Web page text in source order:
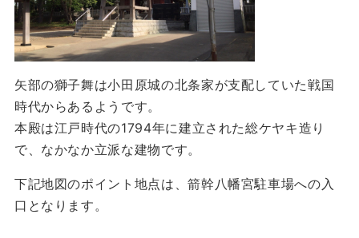
矢部の獅子舞は小田原城の北条家が支配していた戦国
時代からあるようです。
本殿は江戸時代の1794年に建立された総ケヤキ造り
で、なかなか立派な建物です。
下記地図のポイント地点は、箭幹八幡宮駐車場への入
口となります。